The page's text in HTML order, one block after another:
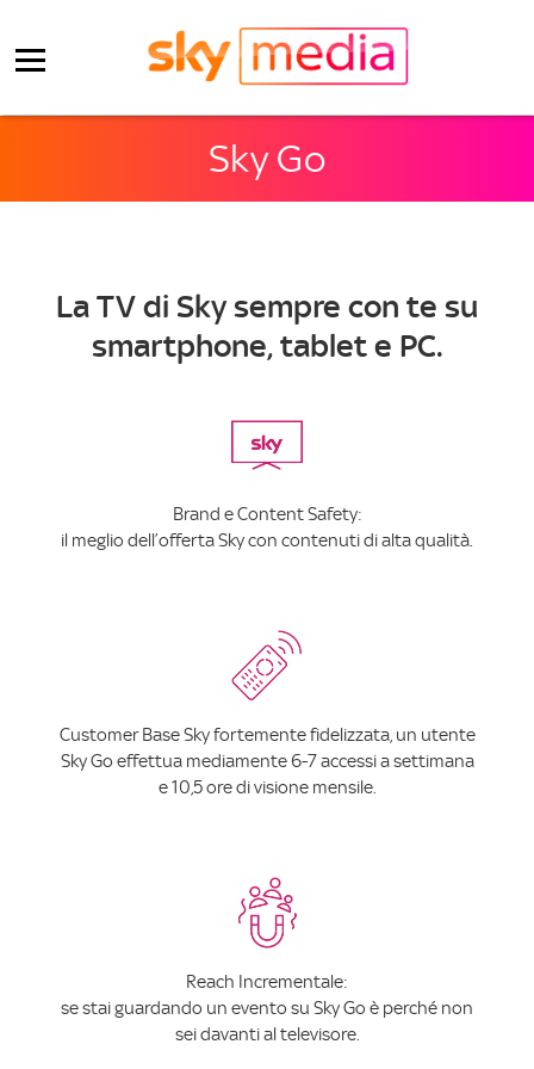
Sky Go
La TV di Sky sempre con te su
smartphone, tablet e PC.
Brand e Content Safety:
il meglio dell’offerta Sky con contenuti di alta qualità.
Customer Base Sky fortemente fidelizzata, un utente
Sky Go effettua mediamente 6-7 accessi a settimana
e 10,5 ore di visione mensile.
Reach Incrementale:
se stai guardando un evento su Sky Go è perché non
sei davanti al televisore.